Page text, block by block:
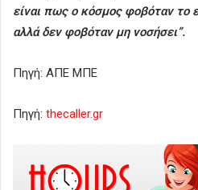
είναι πως ο κόσμος φοβόταν το
αλλά δεν φοβόταν μη νοσήσει”.
Πηγή: ΑΠΕ ΜΠΕ
Πηγή: thecaller.gr